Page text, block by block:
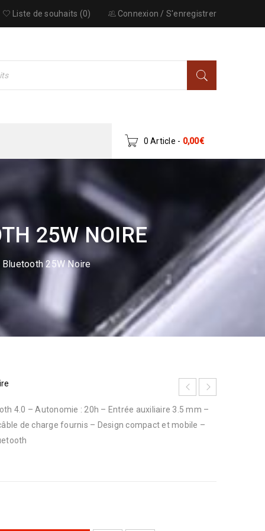
Connexion / S'enregistrer
Liste de souhaits (0)
0 Article - 0,00€
25W NOIRE
Bluetooth 25W Noire
4.0 – Autonomie : 20h – Entrée auxiliaire 3.5 mm –
de charge fournis – Design compact et mobile –